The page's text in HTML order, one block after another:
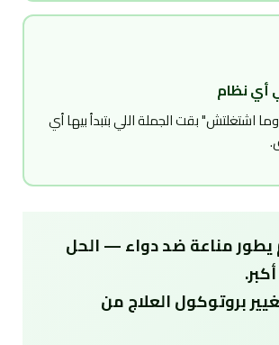
أي نظام
اشتغلتش" بقت الجملة اللي بتبدأ بيها أي
يطور مناعة ضد دواء — الحل
بروتوكول العلاج من